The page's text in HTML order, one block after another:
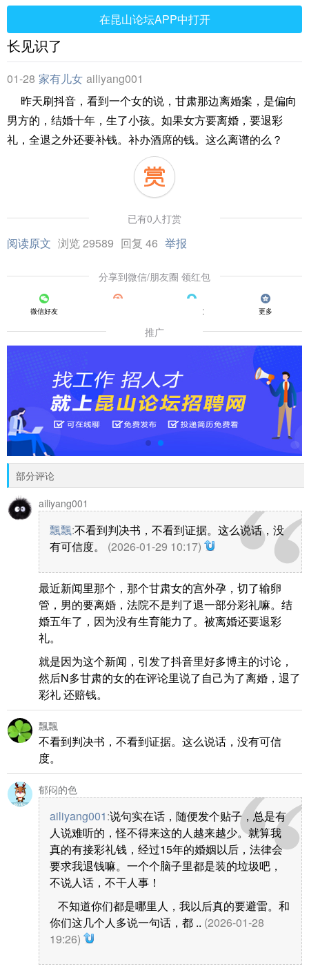
在昆山论坛APP中打开
长见识了
01-28 家有儿女 ailiyang001
昨天刷抖音，看到一个女的说，甘肃那边离婚案，是偏向
男方的，结婚十年，生了小孩。如果女方要离婚，要退彩
礼，全退之外还要补钱。补办酒席的钱。这么离谱的么？
已有0人打赏
阅读原文 浏览 29589 回复 46 举报
分享到微信/朋友圈 领红包
微信好友 QQ好友 更多
推广
部分评论
ailiyang001
飄飄:不看到判决书，不看到证据。这么说话，没
有可信度。
(2026-01-29 10:17)
最近新闻里那个，那个甘肃女的宫外孕，切了输卵
管，男的要离婚，法院不是判了退一部分彩礼嘛。结
婚五年了，因为没有生育能力了。被离婚还要退彩
礼。
就是因为这个新闻，引发了抖音里好多博主的讨论，
然后N多甘肃的女的在评论里说了自己为了离婚，退了
彩礼 还赔钱。
飄飄
不看到判决书，不看到证据。这么说话，没有可信
度。
郁闷的色
ailiyang001:说句实在话，随便发个贴子，总是有
人说难听的，怪不得来这的人越来越少。就算我
真的有接彩礼钱，经过15年的婚姻以后，法律会
要求我退钱嘛。一个个脑子里都是装的垃圾吧，
不说人话，不干人事！
不知道你们都是哪里人，我以后真的要避雷。和
你们这几个人多说一句话，都 .. (2026-01-28
19:26)